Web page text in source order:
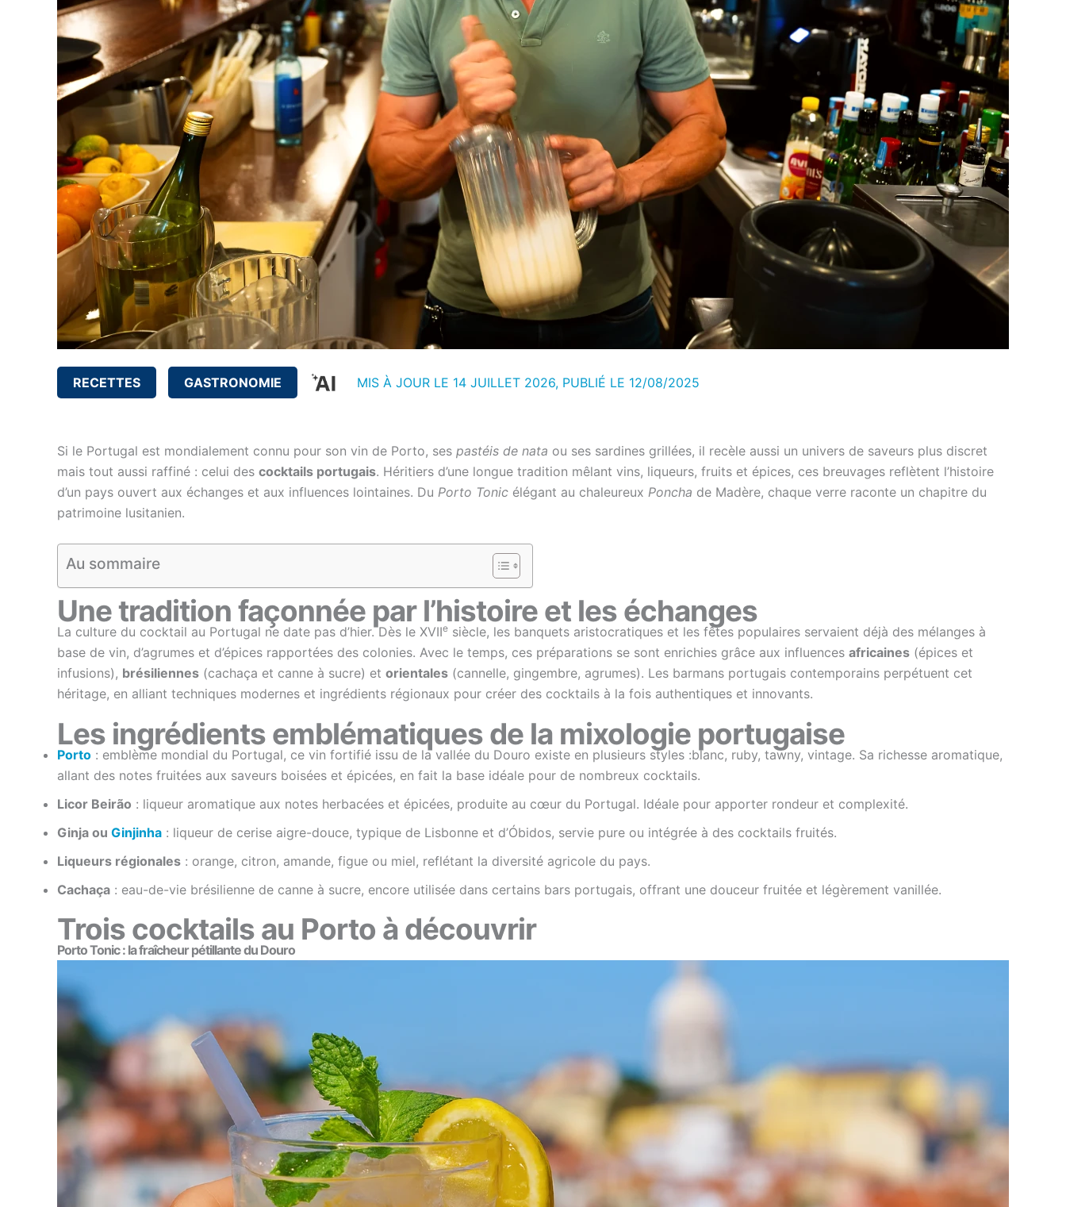
RECETTES GASTRONOMIE MIS À JOUR LE 14 JUILLET 2026, PUBLIÉ LE 12/08/2025
Si le Portugal est mondialement connu pour son vin de Porto, ses pastéis de nata ou ses sardines grillées, il recèle aussi un univers de saveurs plus discret
mais tout aussi raffiné : celui des cocktails portugais. Héritiers d’une longue tradition mêlant vins, liqueurs, fruits et épices, ces breuvages reflètent l’histoire
d’un pays ouvert aux échanges et aux influences lointaines. Du Porto Tonic élégant au chaleureux Poncha de Madère, chaque verre raconte un chapitre du
patrimoine lusitanien.
Au sommaire
Une tradition façonnée par l’histoire et les échanges
La culture du cocktail au Portugal ne date pas d’hier. Dès le XVIIe siècle, les banquets aristocratiques et les fêtes populaires servaient déjà des mélanges à
base de vin, d’agrumes et d’épices rapportées des colonies. Avec le temps, ces préparations se sont enrichies grâce aux influences africaines (épices et
infusions), brésiliennes (cachaça et canne à sucre) et orientales (cannelle, gingembre, agrumes). Les barmans portugais contemporains perpétuent cet
héritage, en alliant techniques modernes et ingrédients régionaux pour créer des cocktails à la fois authentiques et innovants.
Les ingrédients emblématiques de la mixologie portugaise
Porto : emblème mondial du Portugal, ce vin fortifié issu de la vallée du Douro existe en plusieurs styles :blanc, ruby, tawny, vintage. Sa richesse aromatique,
allant des notes fruitées aux saveurs boisées et épicées, en fait la base idéale pour de nombreux cocktails.
Licor Beirão : liqueur aromatique aux notes herbacées et épicées, produite au cœur du Portugal. Idéale pour apporter rondeur et complexité.
Ginja ou Ginjinha : liqueur de cerise aigre-douce, typique de Lisbonne et d’Óbidos, servie pure ou intégrée à des cocktails fruités.
Liqueurs régionales : orange, citron, amande, figue ou miel, reflétant la diversité agricole du pays.
Cachaça : eau-de-vie brésilienne de canne à sucre, encore utilisée dans certains bars portugais, offrant une douceur fruitée et légèrement vanillée.
Trois cocktails au Porto à découvrir
Porto Tonic : la fraîcheur pétillante du Douro